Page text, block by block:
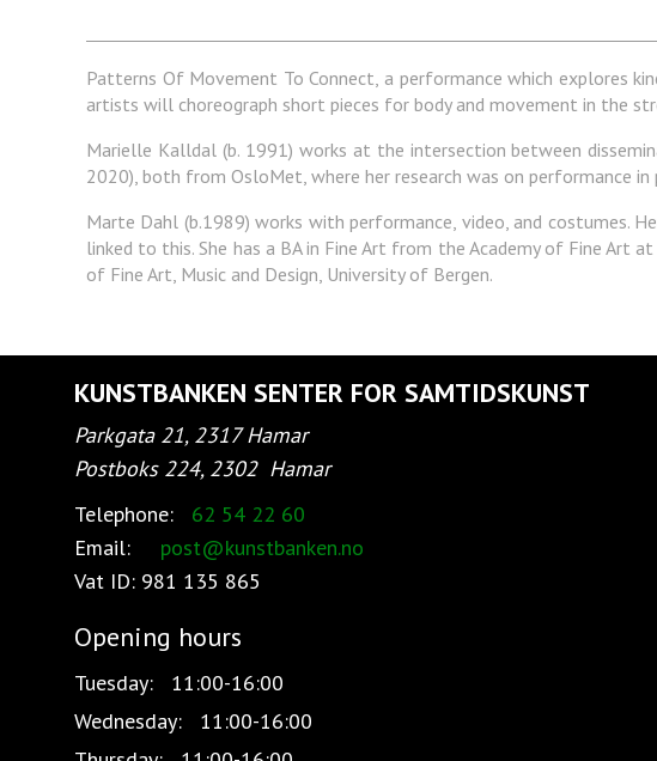
Patterns Of Movement To Connect, a performance which explores
artists will choreograph short pieces for body and movement in the
Marielle Kalldal (b. 1991) works at the intersection between
2020), both from OsloMet, where her research was on performance in
Marte Dahl (b.1989) works with performance, video, and costumes.
linked to this. She has a BA in Fine Art from the Academy of Fine Art
of Fine Art, Music and Design, University of Bergen.
KUNSTBANKEN SENTER FOR SAMTIDSKUNST
Parkgata 21, 2317 Hamar
Postboks 224, 2302 Hamar
Telephone:
62 54 22 60
Email:
post@kunstbanken.no
Vat ID: 981 135 865
Opening hours
Tuesday:
11:00-16:00
Wednesday:
11:00-16:00